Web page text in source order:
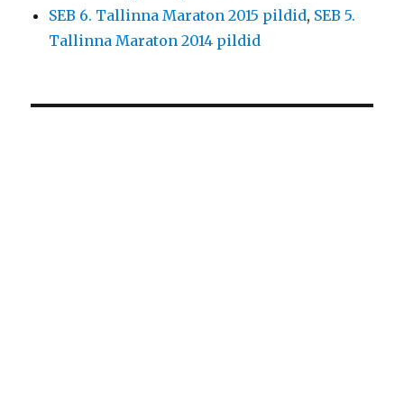
SEB 6. Tallinna Maraton 2015 pildid, SEB 5.
Tallinna Maraton 2014 pildid